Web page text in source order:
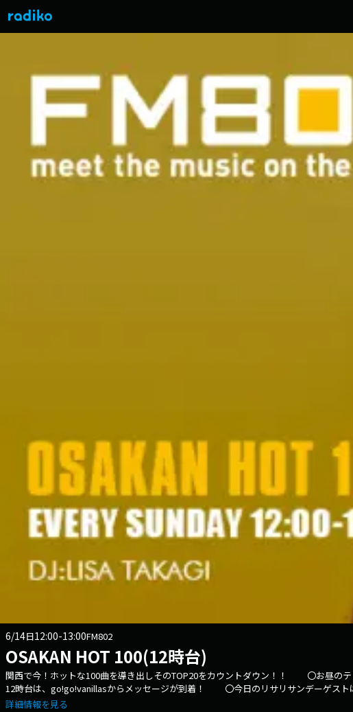
6/14日12:00-13:00FM802
OSAKAN HOT 100(12時台)
関西で今！ホットな100曲を導き出しそのTOP20をカウントダウン！！ 〇お昼の
12時台は、go!go!vanillasからメッセージが到着！ 〇今日のリサリサンデー
ラ ⇒twitterハッシュタグは「#fm802」 ⇒twitterアカウントは「@fm802_pr」
詳細情報を見る